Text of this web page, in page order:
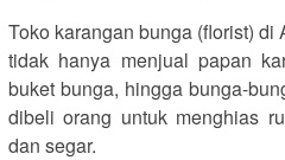
Toko karangan bunga (florist) di
tidak hanya menjual papan
buket bunga, hingga bunga-
dibeli orang untuk menghias
dan segar.